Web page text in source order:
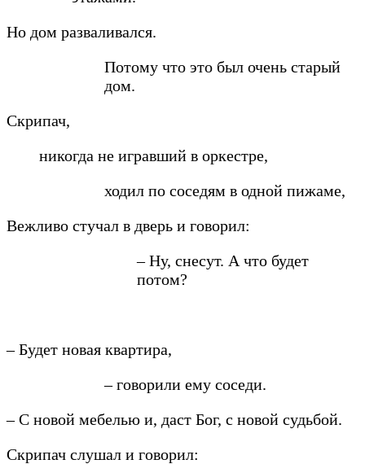
Но дом разваливался.
Потому что это был очень старый
дом.
Скрипач,
никогда не игравший в оркестре,
ходил по соседям в одной пижаме,
Вежливо стучал в дверь и говорил:
– Ну, снесут. А что будет
потом?
– Будет новая квартира,
– говорили ему соседи.
– С новой мебелью и, даст Бог, с новой судьбой.
Скрипач слушал и говорил: